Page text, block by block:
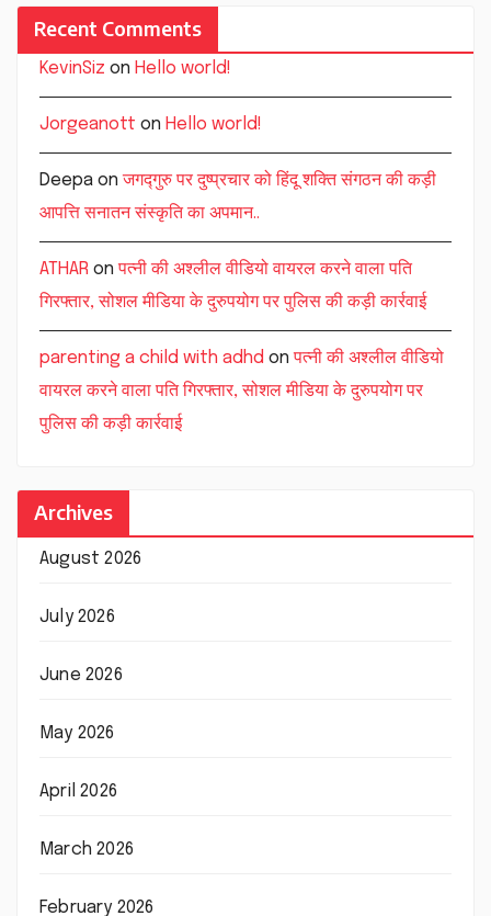
Recent Comments
KevinSiz on Hello world!
Jorgeanott on Hello world!
Deepa onजगद्गुरु पर दुष्प्रचार को हिंदू शक्ति संगठन की कड़ी
आपत्ति सनातन संस्कृति का अपमान..
ATHAR onपत्नी की अश्लील वीडियो वायरल करने वाला पति
गिरफ्तार, सोशल मीडिया के दुरुपयोग पर पुलिस की कड़ी कार्रवाई
parenting a child with adhd onपत्नी की अश्लील वीडियो
वायरल करने वाला पति गिरफ्तार, सोशल मीडिया के दुरुपयोग पर
पुलिस की कड़ी कार्रवाई
Archives
August 2026
July 2026
June 2026
May 2026
April 2026
March 2026
February 2026